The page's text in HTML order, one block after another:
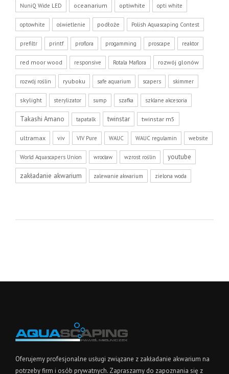
NuniQ Wide LED oceanarium optiwhite opti white
optowhite oświetlenie podłoże Polish Aquascaping Contest
prefiltr printf proflora progamming proscape reaktor
red moor wood responsive Rotala Maflora rozwój glonów
rozwój roślin ryuboku safe aquarium scapers skimmer
skylight sterylizator sump szafka szklane akcesoria
Takashi Amano tapatalk twinstar twinstar m5
ultramax viv VIV Pure WAUC WAUC regulamin website
World Aquascapers Union wrocław wzrost roślin youtube
zakładanie akwarium zalewanie akwarium zielona woda
Oferujemy profesjonalne usługi związane z zakładanie akwarium na
potrzeby firm i osób prywatnych. Zapraszamy do zapoznania się z